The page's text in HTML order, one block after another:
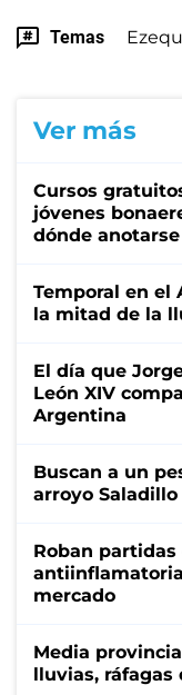
Temas
Ver más
Cursos
jóvenes
dónde anotarse
Temporal en el
la mitad de la
El día que
León XIV
Argentina
Buscan a un
arroyo Saladillo
Roban
mercado
Media
lluvias, ráfagas